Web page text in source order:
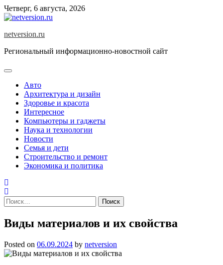
Skip
to
Четверг, 6 августа, 2026
netversion.ru
Региональный информационно-новостной сайт
Авто
Архитектура и дизайн
Здоровье и красота
Интересное
Компьютеры и гаджеты
Наука и технологии
Новости
Семья и дети
Строительство и ремонт
Экономика и политика
Найти:
Виды материалов и их свойства
Posted on 06.09.2024 by netversion